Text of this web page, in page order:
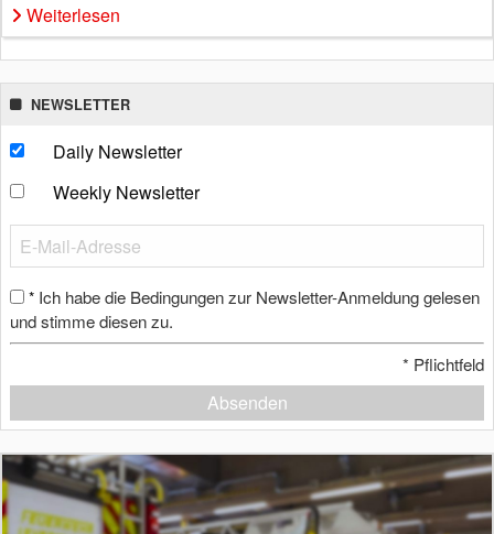
Weiterlesen
NEWSLETTER
Daily Newsletter
Weekly Newsletter
* Ich habe die Bedingungen zur Newsletter-Anmeldung gelesen
und stimme diesen zu.
* Pflichtfeld
Absenden